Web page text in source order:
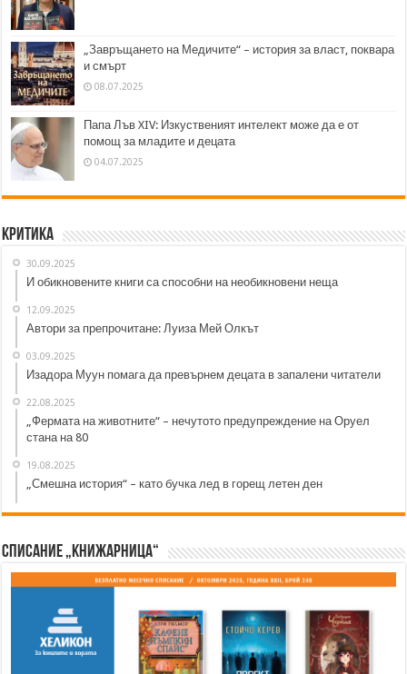
„Завръщането на Медичите“ – история за власт, поквара
и смърт
08.07.2025
Папа Лъв XIV: Изкуственият интелект може да е от
помощ за младите и децата
04.07.2025
Критика
30.09.2025
И обикновените книги са способни на необикновени неща
12.09.2025
Автори за препрочитане: Луиза Мей Олкът
03.09.2025
Изадора Муун помага да превърнем децата в запалени читатели
22.08.2025
„Фермата на животните“ – нечутото предупреждение на Оруел
стана на 80
19.08.2025
„Смешна история“ – като бучка лед в горещ летен ден
Списание „Книжарница“